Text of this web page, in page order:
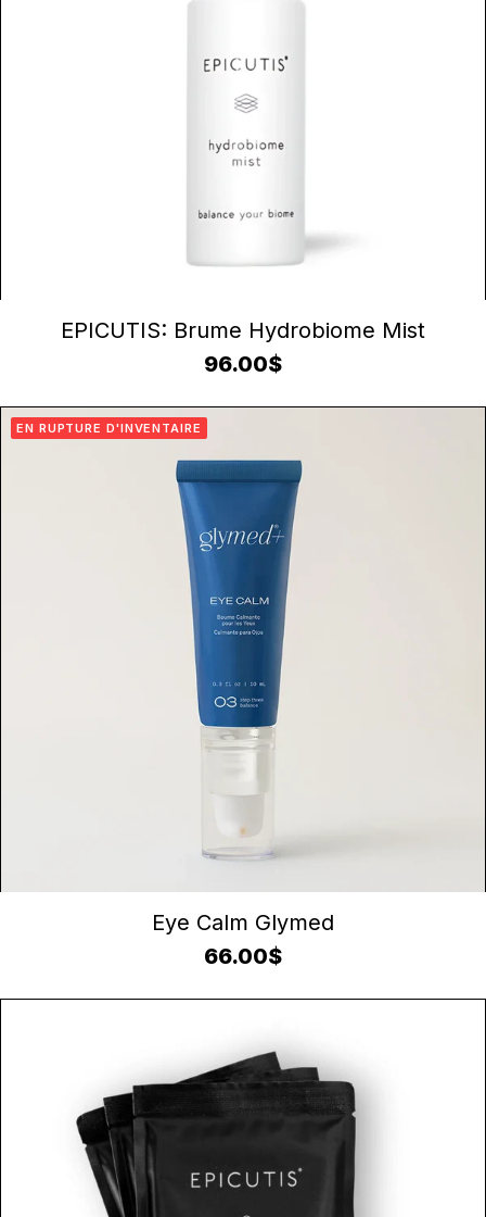
AJOUTER AU PANIER
EPICUTIS: Brume Hydrobiome Mist
96.00$
EN RUPTURE D'INVENTAIRE
CONTINUER LA LECTURE
Eye Calm Glymed
66.00$